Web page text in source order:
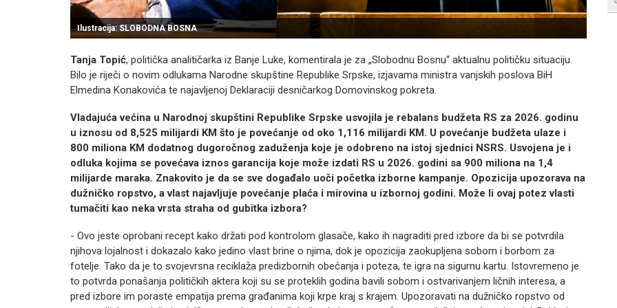
Ilustracija: SLOBODNA BOSNA
Tanja Topić, politička analitičarka iz Banje Luke, komentirala je za „Slobodnu Bosnu“ aktualnu političku situaciju.
Bilo je riječi o novim odlukama Narodne skupštine Republike Srpske, izjavama ministra vanjskih poslova BiH
Elmedina Konakovića te najavljenoj Deklaraciji desničarkog Domovinskog pokreta.
Vladajuća većina u Narodnoj skupštini Republike Srpske usvojila je rebalans budžeta RS za 2026. godinu
u iznosu od 8,525 milijardi KM što je povećanje od oko 1,116 milijardi KM. U povećanje budžeta ulaze i
800 miliona KM dodatnog dugoročnog zaduženja koje je odobreno na istoj sjednici NSRS. Usvojena je i
odluka kojima se povećava iznos garancija koje može izdati RS u 2026. godini sa 900 miliona na 1,4
milijarde maraka. Znakovito je da se sve događalo uoči početka izborne kampanje. Opozicija upozorava na
dužničko ropstvo, a vlast najavljuje povećanje plaća i mirovina u izbornoj godini. Može li ovaj potez vlasti
tumačiti kao neka vrsta straha od gubitka izbora?
- Ovo jeste oprobani recept kako držati pod kontrolom glasače, kako ih nagraditi pred izbore da bi se potvrdila
njihova lojalnost i dokazalo kako jedino vlast brine o njima, dok je opozicija zaokupljena sobom i borbom za
fotelje. Tako da je to svojevrsna reciklaža predizbornih obećanja i poteza, te igra na sigurnu kartu. Istovremeno je
to potvrda ponašanja političkih aktera koji su se proteklih godina bavili sobom i ostvarivanjem ličnih interesa, a
pred izbore im poraste empatija prema građanima koji krpe kraj s krajem. Upozoravati na dužničko ropstvo od